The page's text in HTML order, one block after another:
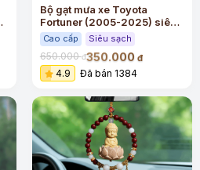
Bộ gạt mưa xe Toyota
Fortuner (2005-2025) siêu
sạch siêu êm
Cao cấp Siêu sạch
650.000đ350.000 đ
4.9 Đã bán 1384